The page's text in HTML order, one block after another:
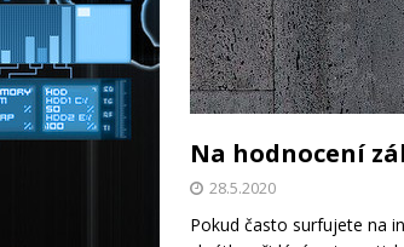
Na hodnocení
28.5.2020
Pokud často surfujete na